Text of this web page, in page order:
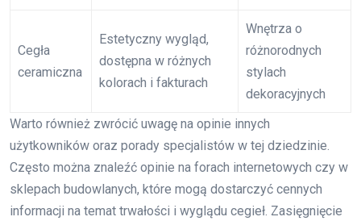
Cegła
ceramiczna
Estetyczny wygląd,
dostępna w różnych
kolorach i fakturach
Wnętrza o
różnorodnych
stylach
dekoracyjnych
Warto również zwrócić uwagę na opinie innych
użytkowników oraz porady specjalistów w tej dziedzinie.
Często można znaleźć opinie na forach internetowych czy w
sklepach budowlanych, które mogą dostarczyć cennych
informacji na temat trwałości i wyglądu cegieł. Zasięgnięcie